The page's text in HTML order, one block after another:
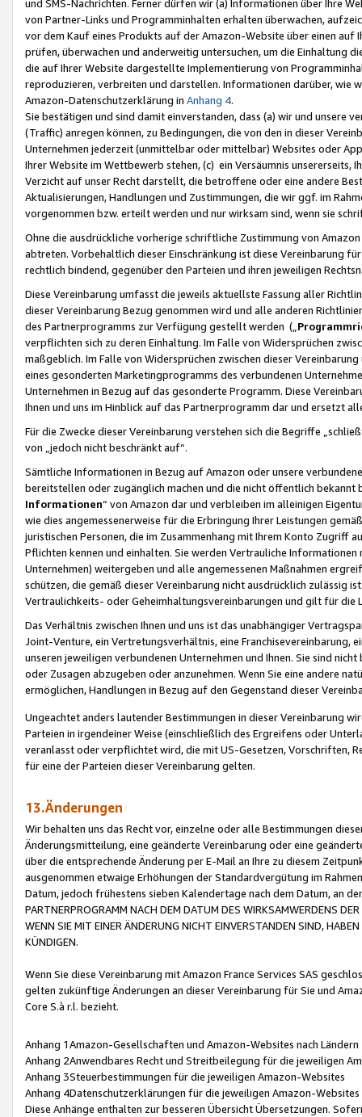
und SMS-Nachrichten. Ferner dürfen wir (a) Informationen über Ihre
von Partner-Links und Programminhalten erhalten überwachen,
vor dem Kauf eines Produkts auf der Amazon-Website über einen
prüfen, überwachen und anderweitig untersuchen, um die Einhaltung
die auf Ihrer Website dargestellte Implementierung von
reproduzieren, verbreiten und darstellen. Informationen darüber, wie
Amazon-Datenschutzerklärung in Anhang 4.
Sie bestätigen und sind damit einverstanden, dass (a) wir und
(Traffic) anregen können, zu Bedingungen, die von den in dieser
Unternehmen jederzeit (unmittelbar oder mittelbar) Websites oder
Ihrer Website im Wettbewerb stehen, (c) ein Versäumnis unsererseits,
Verzicht auf unser Recht darstellt, die betroffene oder eine andere
Aktualisierungen, Handlungen und Zustimmungen, die wir ggf. im
vorgenommen bzw. erteilt werden und nur wirksam sind, wenn sie
Ohne die ausdrückliche vorherige schriftliche Zustimmung von
abtreten. Vorbehaltlich dieser Einschränkung ist diese Vereinbarung
rechtlich bindend, gegenüber den Parteien und ihren jeweiligen
Diese Vereinbarung umfasst die jeweils aktuellste Fassung aller
dieser Vereinbarung Bezug genommen wird und alle anderen
des Partnerprogramms zur Verfügung gestellt werden („
verpflichten sich zu deren Einhaltung. Im Falle von Widersprüchen
maßgeblich. Im Falle von Widersprüchen zwischen dieser
eines gesonderten Marketingprogramms des verbundenen
Unternehmen in Bezug auf das gesonderte Programm. Diese
Ihnen und uns im Hinblick auf das Partnerprogramm dar und ersetzt
Für die Zwecke dieser Vereinbarung verstehen sich die Begriffe
von „jedoch nicht beschränkt auf“.
Sämtliche Informationen in Bezug auf Amazon oder unsere
bereitstellen oder zugänglich machen und die nicht öffentlich
Informationen“ von Amazon dar und verbleiben im alleinigen
wie dies angemessenerweise für die Erbringung Ihrer Leistungen
juristischen Personen, die im Zusammenhang mit Ihrem Konto
Pflichten kennen und einhalten. Sie werden Vertrauliche
Unternehmen) weitergeben und alle angemessenen Maßnahmen
schützen, die gemäß dieser Vereinbarung nicht ausdrücklich zulässig
Vertraulichkeits- oder Geheimhaltungsvereinbarungen und gilt für die
Das Verhältnis zwischen Ihnen und uns ist das unabhängiger
Joint-Venture, ein Vertretungsverhältnis, eine Franchisevereinbarung,
unseren jeweiligen verbundenen Unternehmen und Ihnen. Sie sind
oder Zusagen abzugeben oder anzunehmen. Wenn Sie eine andere
ermöglichen, Handlungen in Bezug auf den Gegenstand dieser
Ungeachtet anders lautender Bestimmungen in dieser Vereinbarung
Parteien in irgendeiner Weise (einschließlich des Ergreifens oder
veranlasst oder verpflichtet wird, die mit US-Gesetzen, Vorschriften,
für eine der Parteien dieser Vereinbarung gelten.
13.Änderungen
Wir behalten uns das Recht vor, einzelne oder alle Bestimmungen
Änderungsmitteilung, eine geänderte Vereinbarung oder eine
über die entsprechende Änderung per E-Mail an Ihre zu diesem
ausgenommen etwaige Erhöhungen der Standardvergütung im
Datum, jedoch frühestens sieben Kalendertage nach dem Datum, an
PARTNERPROGRAMM NACH DEM DATUM DES WIRKSAMWERDENS
WENN SIE MIT EINER ÄNDERUNG NICHT EINVERSTANDEN SIND,
KÜNDIGEN.
Wenn Sie diese Vereinbarung mit Amazon France Services SAS
gelten zukünftige Änderungen an dieser Vereinbarung für Sie und
Core S.à r.l. bezieht.
Anhang 1Amazon-Gesellschaften und Amazon-Websites nach Ländern
Anhang 2Anwendbares Recht und Streitbeilegung für die jeweiligen
Anhang 3Steuerbestimmungen für die jeweiligen Amazon-Websites
Anhang 4Datenschutzerklärungen für die jeweiligen Amazon-Websites
Diese Anhänge enthalten zur besseren Übersicht Übersetzungen.